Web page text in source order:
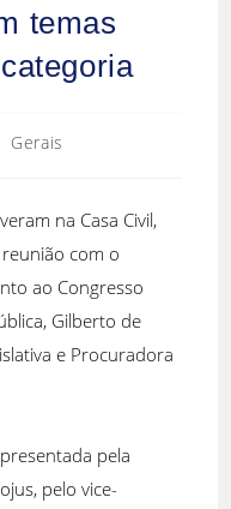
temas
Gerais
na Casa Civil,
com o
ao Congresso
Gilberto de
e Procuradora
pela
pelo vice-